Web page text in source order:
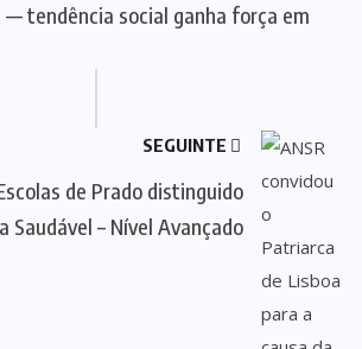
— tendência social ganha força em
SEGUINTE
de Prado distinguido
Saudável – Nível Avançado